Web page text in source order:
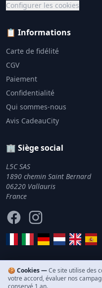
Configurer les cookies
📋 Informations
Carte de fidélité
CGV
Paiement
Confidentialité
Qui sommes-nous
Avis CadeauCity
🏢 Siège social
L5C SAS
1890 chemin Saint Bernard
06220 Vallauris
France
FacebookInstagram
© 2011–2026
🍪 Cookies —Ce site utilise des
votre accord, évaluer nos
conservé 1 an.